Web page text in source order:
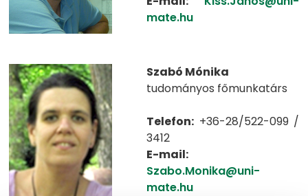
mate.hu
Szabó Mónika
tudományos főmunkatárs
Telefon: +36-28/522-099 /
3412
E-mail:
Szabo.Monika@uni-
mate.hu